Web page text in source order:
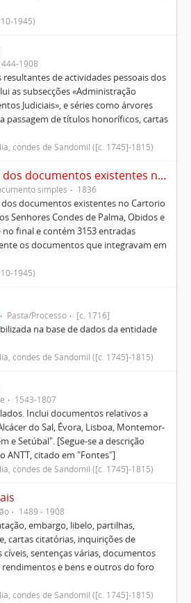
1945)
1908
de actividades pessoais dos
as subsecções «Administração
Judiciais», e séries como árvores
passagem de títulos honoríficos, cartas
condes de Sandomil ([c. 1745]-1815)
Sumário alfabético dos documentos existentes no Cartório da Ilustríssima e Excelentíssima Casa dos senhores condes de Palma, Óbidos e Sabugal
simples 1836
documentos existentes no Cartorio
Senhores Condes de Palma, Obidos e
final e contém 3153 entradas
os documentos que integravam em
1945)
Pasta/Processo [c. 1716]
na base de dados da entidade
condes de Sandomil ([c. 1745]-1815)
1543-1807
Inclui documentos relativos a
do Sal, Évora, Lisboa, Montemor-
e Setúbal". [Segue-se a descrição
ANTT, citado em "Fontes"]
condes de Sandomil ([c. 1745]-1815)
1489 - 1908
embargo, libelo, partilhas,
cartas citatórias, inquirições de
sentenças várias, documentos
e bens e outros do foro
condes de Sandomil ([c. 1745]-1815)